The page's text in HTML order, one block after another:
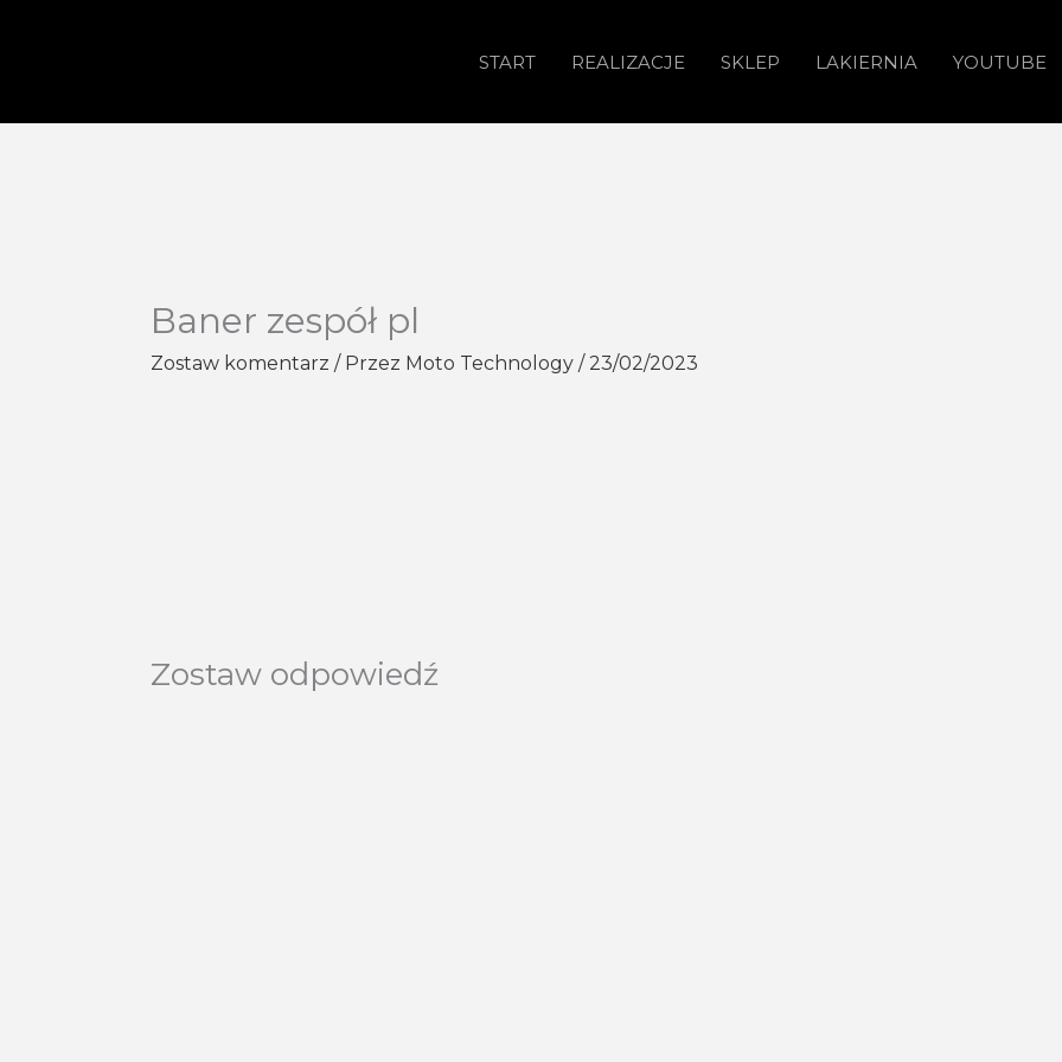
START REALIZACJE SKLEP LAKIERNIA YOUTUBE
Baner zespół pl
Zostaw komentarz / Przez Moto Technology / 23/02/2023
Zostaw odpowiedź